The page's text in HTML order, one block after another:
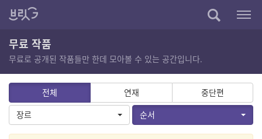
무료 작품
무료로 공개된 작품들만 한데 모아볼 수 있는 공간입니다.
전체 연재
중단편
장르
순서